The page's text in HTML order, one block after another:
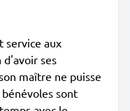
service aux
ses
maître ne puisse
sont